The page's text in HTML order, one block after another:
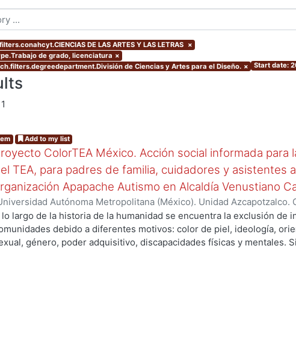
DE LAS ARTES Y LAS LETRAS ×
de grado, licenciatura ×
de Ciencias y Artes para el Diseño. × Start date:
Add to my list
ColorTEA México. Acción social informada para
TEA, para padres de familia, cuidadores y asistentes
Apapache Autismo en Alcaldía Venustiano
Autónoma Metropolitana (México). Unidad Azcapotzalco.
Servicios de Información. ,2024-09)Romero Ramírez, Aura Xiadani
lo largo de la historia de la humanidad se encuentra la exclusión de
debido a diferentes motivos: color de piel, ideología,
género, poder adquisitivo, discapacidades físicas y mentales.